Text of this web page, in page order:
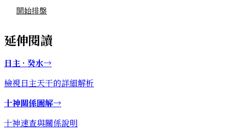
開始排盤
延伸閱讀
日主 · 癸水→
檢視日主天干的詳細解析
十神關係圖解→
十神速查與關係說明